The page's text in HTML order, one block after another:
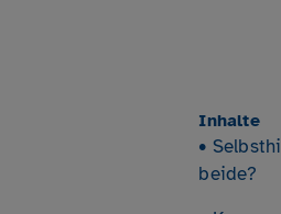
Inhalte
•
beide?